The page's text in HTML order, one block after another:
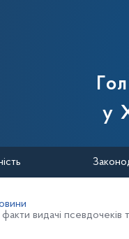
Державної
у
видачі псевдочеків